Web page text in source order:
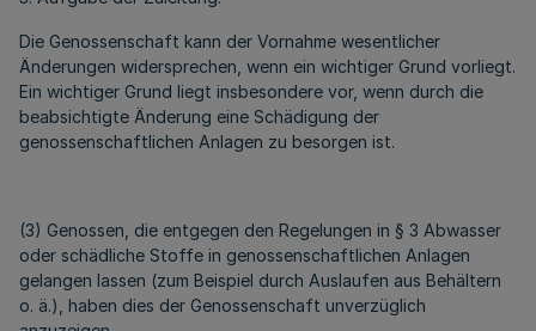
Die Genossenschaft kann der Vornahme wesentlicher
Änderungen widersprechen, wenn ein wichtiger Grund vorliegt.
Ein wichtiger Grund liegt insbesondere vor, wenn durch die
beabsichtigte Änderung eine Schädigung der
genossenschaftlichen Anlagen zu besorgen ist.
(3) Genossen, die entgegen den Regelungen in § 3 Abwasser
oder schädliche Stoffe in genossenschaftlichen Anlagen
gelangen lassen (zum Beispiel durch Auslaufen aus Behältern
o. ä.), haben dies der Genossenschaft unverzüglich